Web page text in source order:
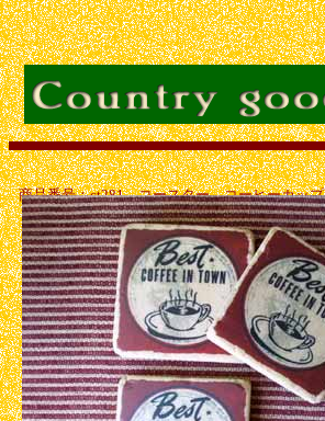
商品番号：ct281 コースター コーヒーカップ